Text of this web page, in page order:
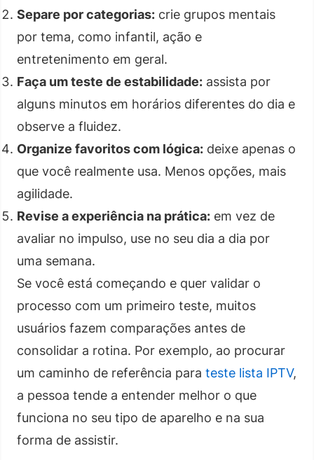
Separe por categorias: crie grupos mentais
por tema, como infantil, ação e
entretenimento em geral.
Faça um teste de estabilidade: assista por
alguns minutos em horários diferentes do dia e
observe a fluidez.
Organize favoritos com lógica: deixe apenas o
que você realmente usa. Menos opções, mais
agilidade.
Revise a experiência na prática: em vez de
avaliar no impulso, use no seu dia a dia por
uma semana.
Se você está começando e quer validar o
processo com um primeiro teste, muitos
usuários fazem comparações antes de
consolidar a rotina. Por exemplo, ao procurar
um caminho de referência para teste lista IPTV,
a pessoa tende a entender melhor o que
funciona no seu tipo de aparelho e na sua
forma de assistir.